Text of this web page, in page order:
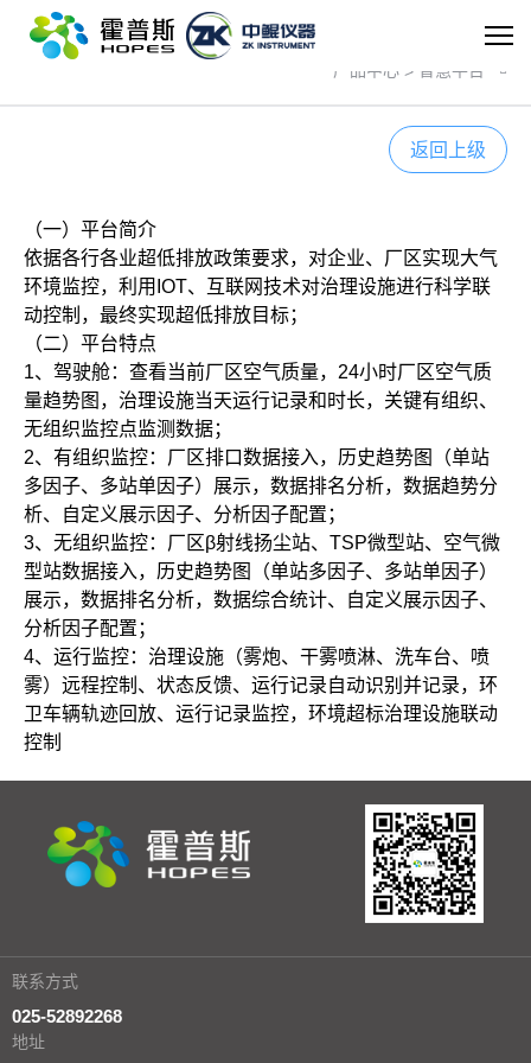
世界杯官方网页版
产品中心 > 智慧平台
返回上级
（一）平台简介
依据各行各业超低排放政策要求，对企业、厂区实现大气
环境监控，利用 IOT、互联网技术对治理设施进行科学联
动控制，最终实现超低排放目标；
（二）平台特点
1、驾驶舱：查看当前厂区空气质量， 24小时厂区空气质
量趋势图，治理设施当天运行记录和时长，关键有组织、
无组织监控点监测数据；
2、有组织监控：厂区排口数据接入，历史趋势图（单站
多因子、多站单因子）展示，数据排名分析，数据趋势分
析、自定义展示因子、分析因子配置；
3、无组织监控：厂区β射线扬尘站、 TSP微型站、空气微
型站数据接入，历史趋势图（单站多因子、多站单因子）
展示，数据排名分析，数据综合统计、自定义展示因子、
分析因子配置；
4、运行监控：治理设施（雾炮、干雾喷淋、洗车台、喷
雾）远程控制、状态反馈、运行记录自动识别并记录，环
卫车辆轨迹回放、运行记录监控，环境超标治理设施联动
控制
联系方式
025-52892268
地址